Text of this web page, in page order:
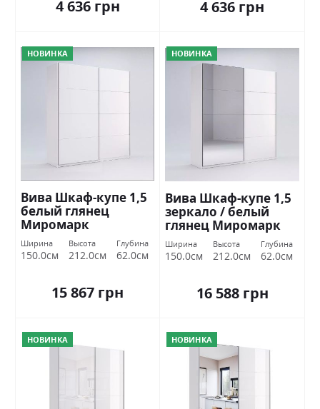
4 636 грн 4 636 грн
НОВИНКА
Вива Шкаф-купе 1,5
белый глянец
Миромарк
Ширина
150.0см
Высота
212.0см
Глубина
62.0см
15 867 грн
НОВИНКА
Вива Шкаф-купе 1,5
зеркало / белый
глянец Миромарк
Ширина
150.0см
Высота
212.0см
Глубина
62.0см
16 588 грн
НОВИНКА НОВИНКА